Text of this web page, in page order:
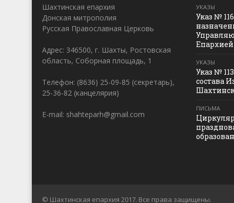
Шахтинская епархия
Донская митрополия
Русская Православная Церковь
Адрес: 346500, г. Шахты, Ростовская
область, Соборная площадь, 1
Телефон: (8636) 25-09-85 (секретарь),
25-36-82 (канцелярия)
E-mail: shahteparh@gmail.com
УКАЗЫ
Указ №
Епархией
УКАЗЫ
Указ №
состава
ПИСЬМА
© Шахтинская епархия 2017. Все права защищены.